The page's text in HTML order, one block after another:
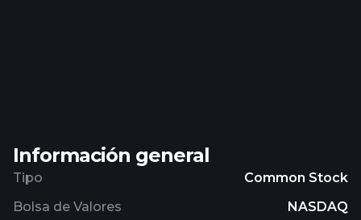
Información general
Tipo
Common Stock
Bolsa de Valores
NASDAQ